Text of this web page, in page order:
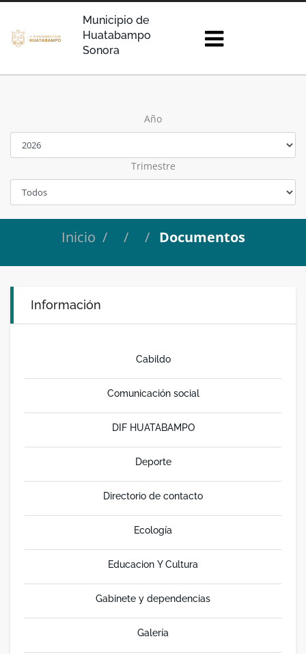
Municipio de
Huatabampo
Sonora
Año
Trimestre
Inicio Documentos
Información
Cabildo
Comunicación social
DIF HUATABAMPO
Deporte
Directorio de contacto
Ecología
Educacion Y Cultura
Gabinete y dependencias
Galería